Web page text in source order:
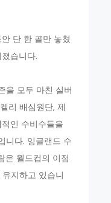
단 한 골만 놓쳤
습니다.
을 모두 마친 실버
리 배심원단, 제
인 수비수들을
니다. 잉글랜드 수
은 월드컵의 이점
지하고 있습니